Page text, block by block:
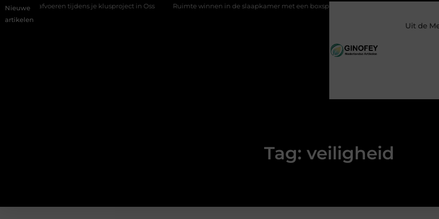
Nieuwe
artikelen
afvoeren tijdens je klusproject in Oss Ruimte winnen in de slaapkamer met een boxspring met opbergruimte
Uit de
Tag: veiligheid